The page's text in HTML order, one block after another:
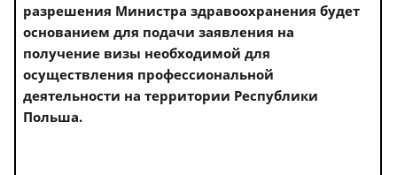
разрешения Министра здравоохранения будет
основанием для подачи заявления на
получение визы необходимой для
осуществления профессиональной
деятельности на территории Республики
Польша.